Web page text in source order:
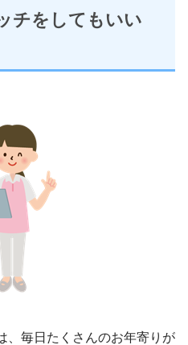
チをしてもいい
、毎日たくさんのお年寄りが